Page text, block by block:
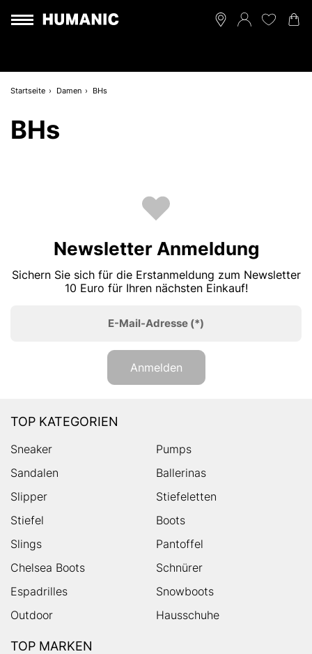
Startseite Damen BHs
BHs
Newsletter Anmeldung
Sichern Sie sich für die Erstanmeldung zum Newsletter
10 Euro für Ihren nächsten Einkauf!
E-Mail-Adresse (*)
Anmelden
TOP KATEGORIEN
Sneaker
Pumps
Sandalen
Ballerinas
Slipper
Stiefeletten
Stiefel
Boots
Slings
Pantoffel
Chelsea Boots
Schnürer
Espadrilles
Snowboots
Outdoor
Hausschuhe
TOP MARKEN